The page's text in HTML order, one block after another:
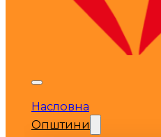
Насловна
Општини